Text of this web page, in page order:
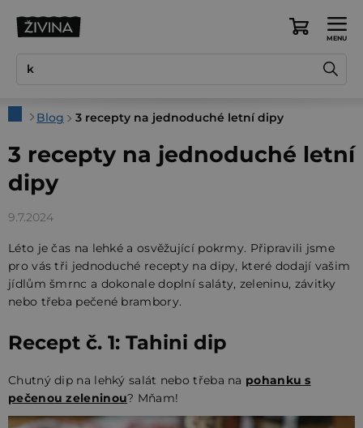
Nákupní
DomůBlog 3 recepty na jednoduché letní dipy
3 recepty na jednoduché letní
dipy
9.7.2024
Léto je čas na lehké a osvěžující pokrmy. Připravili jsme
pro vás tři jednoduché recepty na dipy, které dodají vašim
jídlům šmrnc a dokonale doplní saláty, zeleninu, závitky
nebo třeba pečené brambory.
Recept č. 1: Tahini dip
Chutný dip na lehký salát nebo třeba na pohanku s
pečenou zeleninou? Mňam!